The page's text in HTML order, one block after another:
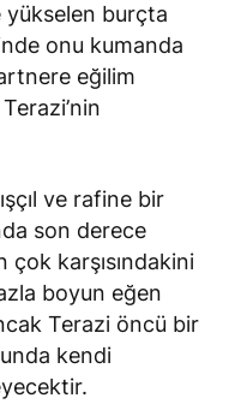
yükselen burçta
onu kumanda
eğilim
ve rafine bir
son derece
çok karşısındakini
boyun eğen
Terazi öncü bir
kendi